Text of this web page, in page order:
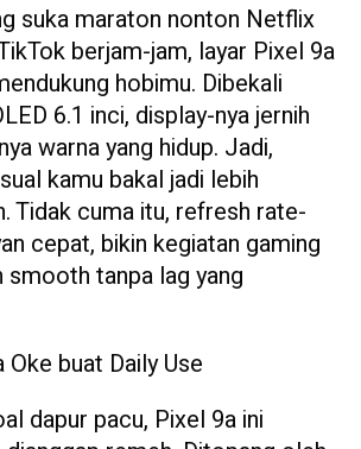
suka maraton nonton Netflix
berjam-jam, layar Pixel 9a
hobimu. Dibekali
6.1 inci, display-nya jernih
warna yang hidup. Jadi,
kamu bakal jadi lebih
Tidak cuma itu, refresh rate-
cepat, bikin kegiatan gaming
smooth tanpa lag yang
buat Daily Use
dapur pacu, Pixel 9a ini